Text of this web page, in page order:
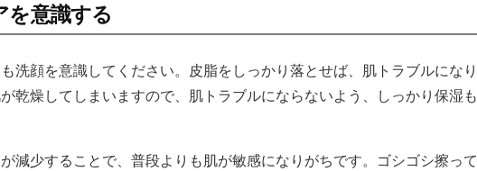
を意識する
洗顔を意識してください。皮脂をしっかり落とせば、肌トラブルになり
乾燥してしまいますので、肌トラブルにならないよう、しっかり保湿も
減少することで、普段よりも肌が敏感になりがちです。ゴシゴシ擦って